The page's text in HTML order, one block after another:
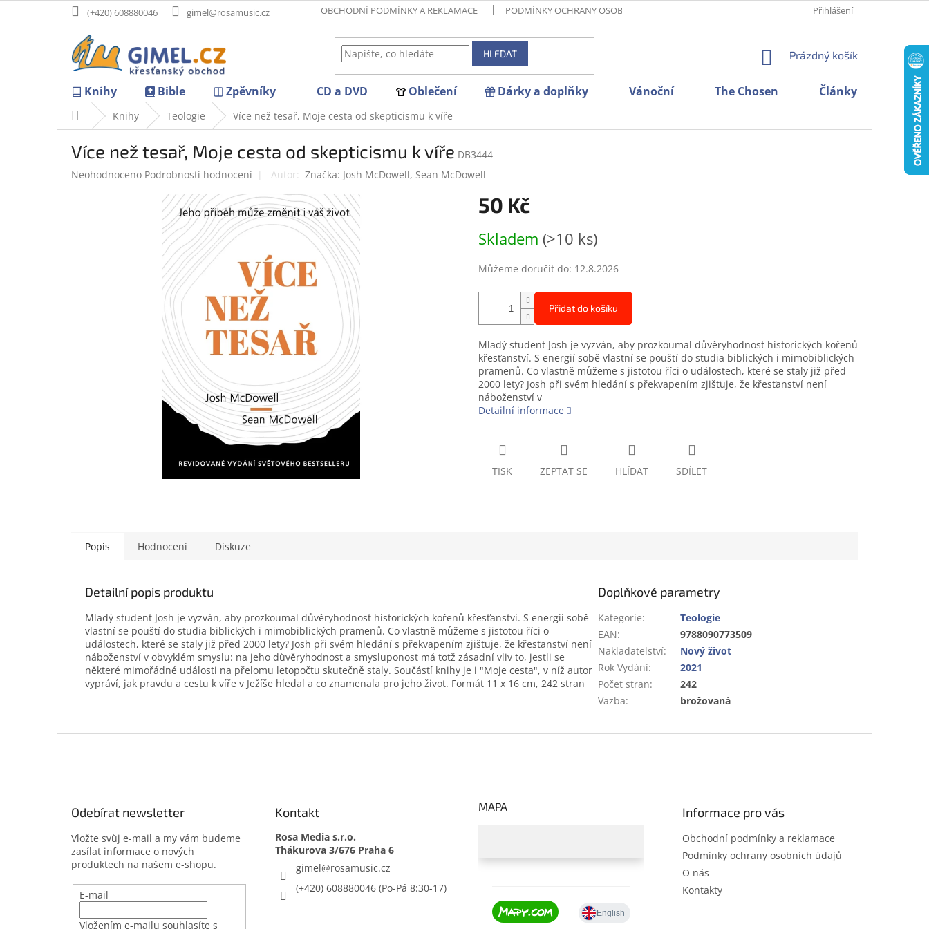
na
(+420) 608880046 gimel@rosamusic.cz OBCHODNÍ PODMÍNKY A REKLAMACE PODMÍNKY OCHRANY OSOBNÍCH ÚDAJŮ Přihlášení
HLEDAT
NÁKUPNÍ
Prázdný košík
Knihy Bible Zpěvníky CD a DVD Oblečení Dárky a doplňky Vánoční The Chosen Články
Domů Knihy Teologie Více než tesař, Moje cesta od skepticismu k víře
Více než tesař, Moje cesta od skepticismu k víře DB3444
Průměrné
Neohodnoceno Podrobnosti hodnocení Značka: Josh McDowell, Sean McDowell
50 Kč
cena:
Skladem (>10 ks)
Můžeme doručit do: 12.8.2026
Přidat do košíku
Mladý student Josh je vyzván, aby prozkoumal důvěryhodnost historických kořenů
křesťanství. S energií sobě vlastní se pouští do studia biblických i mimobiblických
pramenů. Co vlastně můžeme s jistotou říci o událostech, které se staly již před
2000 lety? Josh při svém hledání s překvapením zjišťuje, že křesťanství není
náboženství v
Detailní informace
TISK ZEPTAT SE HLÍDAT SDÍLET
Popis Hodnocení Diskuze
Detailní popis produktu
Mladý student Josh je vyzván, aby prozkoumal důvěryhodnost historických kořenů křesťanství. S energií sobě
vlastní se pouští do studia biblických i mimobiblických pramenů. Co vlastně můžeme s jistotou říci o
událostech, které se staly již před 2000 lety? Josh při svém hledání s překvapením zjišťuje, že křesťanství není
náboženství v obvyklém smyslu: na jeho důvěryhodnost a smysluponost má totž zásadní vliv to, jestli se
některé mimořádné události na přelomu letopočtu skutečně staly. Součástí knihy je i "Moje cesta", v níž autor
vypráví, jak pravdu a cestu k víře v Ježíše hledal a co znamenala pro jeho život. Formát 11 x 16 cm, 242 stran
Doplňkové parametry
Kategorie:
Teologie
EAN:
9788090773509
Nakladatelství:
Nový život
Rok Vydání:
2021
Počet stran:
242
Vazba: brožovaná
Odebírat newsletter
Vložte svůj e-mail a my vám budeme
zasílat informace o nových
produktech na našem e-shopu.
E-mail
Vložením e-mailu souhlasíte s
Kontakt
Rosa Media s.r.o.
gimel@rosamusic.cz
(+420) 608880046
MAPA Informace pro vás
Obchodní podmínky a reklamace
Podmínky ochrany osobních údajů
O nás
Kontakty